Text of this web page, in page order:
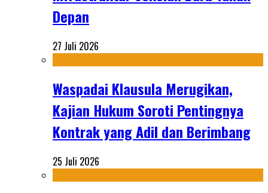
Depan
27 Juli 2026
Waspadai Klausula Merugikan,
Kajian Hukum Soroti Pentingnya
Kontrak yang Adil dan Berimbang
25 Juli 2026